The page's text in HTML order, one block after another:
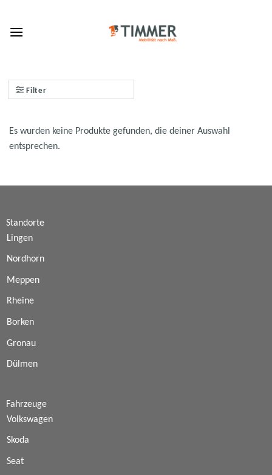
content
Filter
Es wurden keine Produkte gefunden, die deiner Auswahl
entsprechen.
Standorte
Lingen
Nordhorn
Meppen
Rheine
Borken
Gronau
Dülmen
Fahrzeuge
Volkswagen
Skoda
Seat